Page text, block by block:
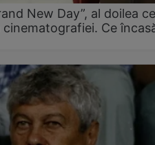
New Day”, al doilea
Ce